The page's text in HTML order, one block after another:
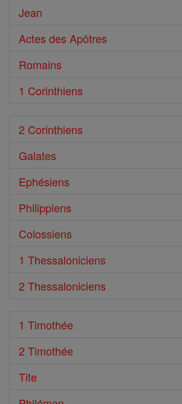
Jean
Actes des Apôtres
Romains
1 Corinthiens
2 Corinthiens
Galates
Ephésiens
Philippiens
Colossiens
1 Thessaloniciens
2 Thessaloniciens
1 Timothée
2 Timothée
Tite